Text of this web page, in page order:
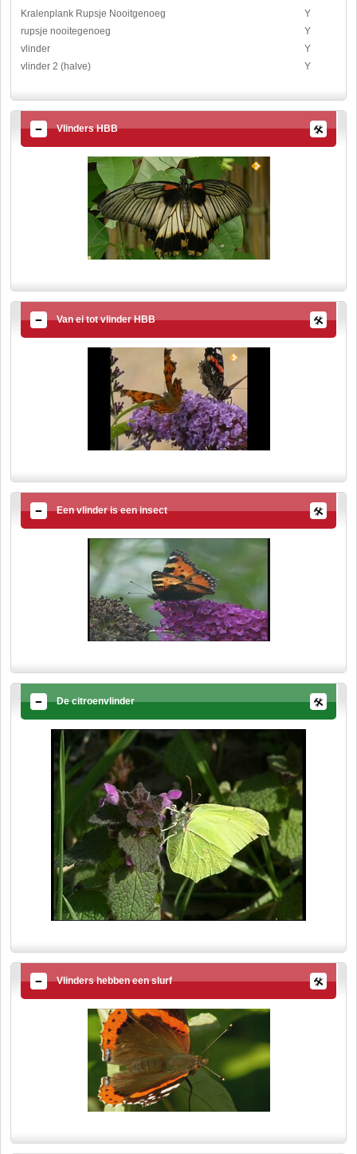
Kralenplank Rupsje Nooitgenoeg
Y
rupsje nooitegenoeg
Y
vlinder
Y
vlinder 2 (halve)
Y
Vlinders HBB
Van ei tot vlinder HBB
Een vlinder is een insect
De citroenvlinder
Vlinders hebben een slurf